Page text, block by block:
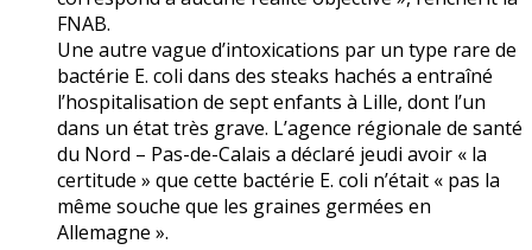
FNAB.
Une autre vague d’intoxications par un type rare de
bactérie E. coli dans des steaks hachés a entraîné
l’hospitalisation de sept enfants à Lille, dont l’un
dans un état très grave. L’agence régionale de santé
du Nord – Pas-de-Calais a déclaré jeudi avoir « la
certitude » que cette bactérie E. coli n’était « pas la
même souche que les graines germées en
Allemagne ».